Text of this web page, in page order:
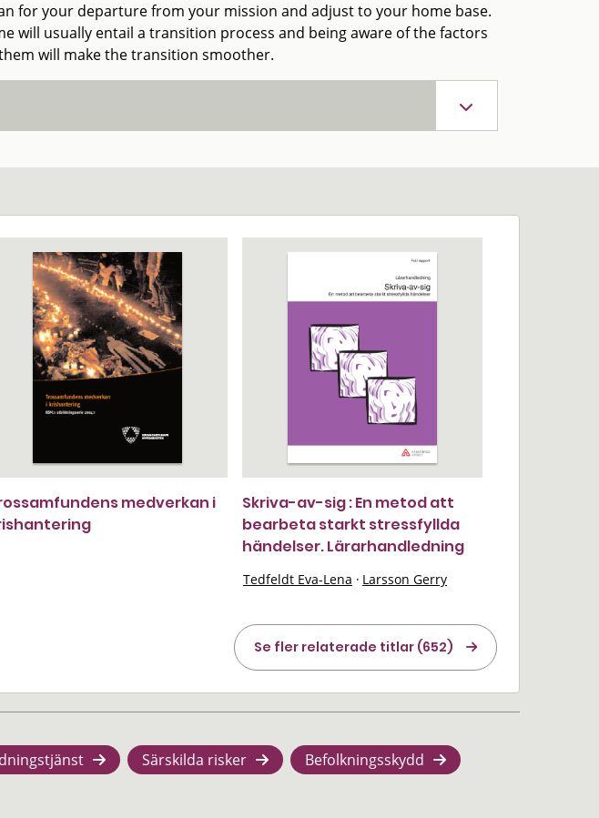
for your departure from your mission and adjust to your home base.
will usually entail a transition process and being aware of the factors
will make the transition smoother.
medverkan i
Skriva-av-sig : En metod att
bearbeta starkt stressfyllda
händelser. Lärarhandledning
Tedfeldt Eva-Lena · Larsson Gerry
Se fler relaterade titlar (652)
Särskilda risker Befolkningsskydd